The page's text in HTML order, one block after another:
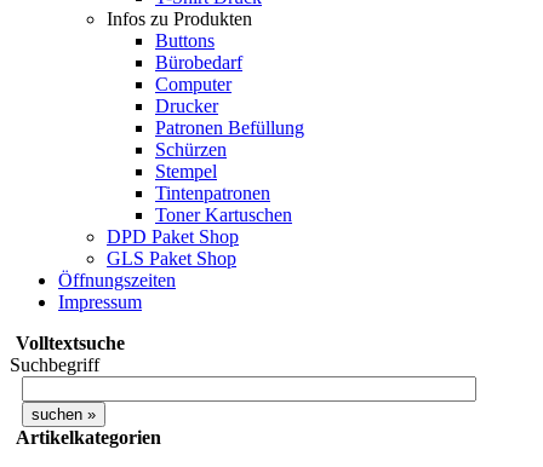
Infos zu Produkten
Buttons
Bürobedarf
Computer
Drucker
Patronen Befüllung
Schürzen
Stempel
Tintenpatronen
Toner Kartuschen
DPD Paket Shop
GLS Paket Shop
Öffnungszeiten
Impressum
Volltextsuche
Suchbegriff
Artikelkategorien